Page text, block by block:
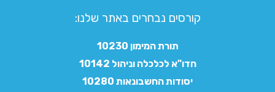
קורסים נבחרים באתר שלנו:​
תורת המימון 10230
חדו"א לכלכלה וניהול 10142
יסודות החשבונאות 10280